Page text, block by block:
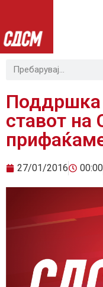
Поддршка
ставот
27/01/2016 00:00